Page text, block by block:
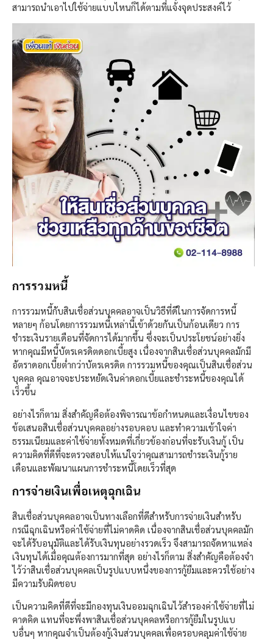
สามารถนำเอาไปใช้จ่ายแบบไหนก็ได้ตามที่แจ้งจุดประสงค์ไว้
การรวมหนี้
การรวมหนี้กับสินเชื่อส่วนบุคคลอาจเป็นวิธีที่ดีในการจัดการหนี้
หลายๆ ก้อนโดยการรวมหนี้เหล่านี้เข้าด้วยกันเป็นก้อนเดียว การ
ชำระเงินรายเดือนที่จัดการได้มากขึ้น ซึ่งจะเป็นประโยชน์อย่างยิ่ง
หากคุณมีหนี้บัตรเครดิตดอกเบี้ยสูง เนื่องจากสินเชื่อส่วนบุคคลมักมี
อัตราดอกเบี้ยต่ำกว่าบัตรเครดิต การรวมหนี้ของคุณเป็นสินเชื่อส่วน
บุคคล คุณอาจจะประหยัดเงินค่าดอกเบี้ยและชำระหนี้ของคุณได้
เร็วขึ้น
อย่างไรก็ตาม สิ่งสำคัญคือต้องพิจารณาข้อกำหนดและเงื่อนไขของ
ข้อเสนอสินเชื่อส่วนบุคคลอย่างรอบคอบ และทำความเข้าใจค่า
ธรรมเนียมและค่าใช้จ่ายทั้งหมดที่เกี่ยวข้องก่อนที่จะรับเงินกู้ เป็น
ความคิดที่ดีที่จะตรวจสอบให้แน่ใจว่าคุณสามารถชำระเงินกู้ราย
เดือนและพัฒนาแผนการชำระหนี้โดยเร็วที่สุด
การจ่ายเงินเพื่อเหตุฉุกเฉิน
สินเชื่อส่วนบุคคลอาจเป็นทางเลือกที่ดีสำหรับการจ่ายเงินสำหรับ
กรณีฉุกเฉินหรือค่าใช้จ่ายที่ไม่คาดคิด เนื่องจากสินเชื่อส่วนบุคคลมัก
จะได้รับอนุมัติและได้รับเงินทุนอย่างรวดเร็ว จึงสามารถจัดหาแหล่ง
เงินทุนได้เมื่อคุณต้องการมากที่สุด อย่างไรก็ตาม สิ่งสำคัญคือต้องจำ
ไว้ว่าสินเชื่อส่วนบุคคลเป็นรูปแบบหนึ่งของการกู้ยืมและควรใช้อย่าง
มีความรับผิดชอบ
เป็นความคิดที่ดีที่จะมีกองทุนเงินออมฉุกเฉินไว้สำรองค่าใช้จ่ายที่ไม่
คาดคิด แทนที่จะพึ่งพาสินเชื่อส่วนบุคคลหรือการกู้ยืมในรูปแบ
บอื่นๆ หากคุณจำเป็นต้องกู้เงินส่วนบุคคลเพื่อครอบคลุมค่าใช้จ่าย